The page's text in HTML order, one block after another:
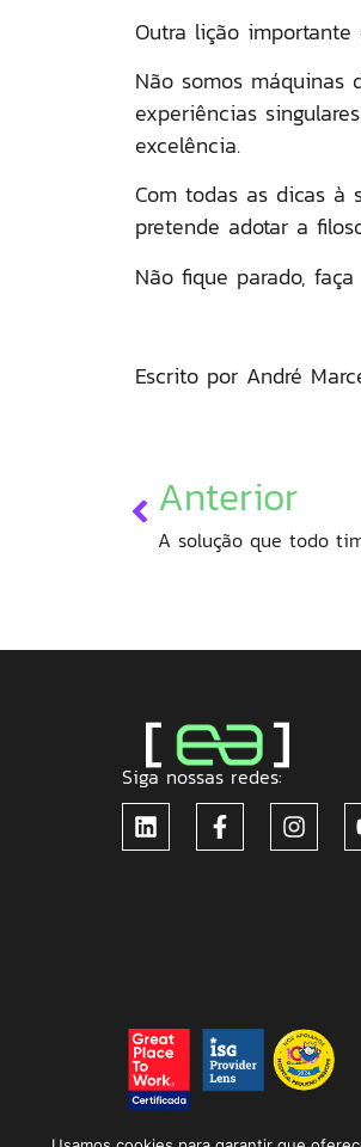
Outra lição importante
Não somos máquinas
experiências
excelência.
Com todas as dicas à
pretende adotar a
Não fique parado,
Escrito por André
Anterior
A solução que todo
Siga nossas redes: